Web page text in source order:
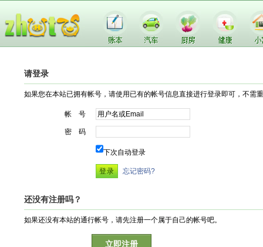
请登录
如果您在本站已拥有帐号，请使用已有的帐号信息直接进行登录即可，不需
帐 号
密 码
下次自动登录
忘记密码?
还没有注册吗？
如果还没有本站的通行帐号，请先注册一个属于自己的帐号吧。
立即注册